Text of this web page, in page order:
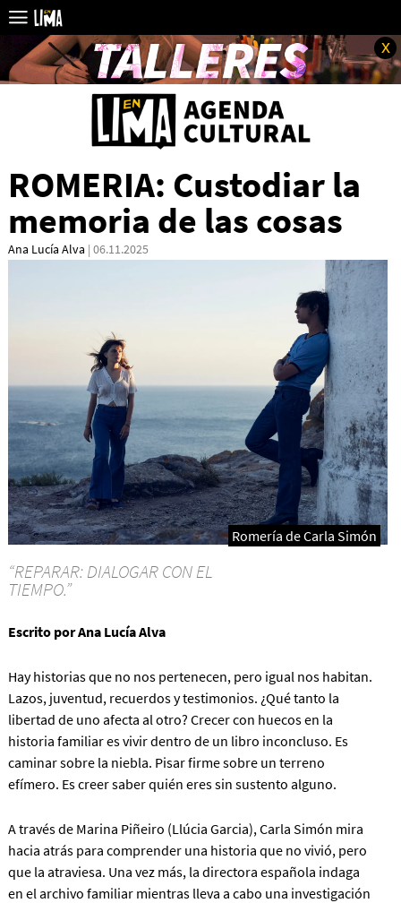
x
ROMERIA: Custodiar la
memoria de las cosas
Ana Lucía Alva | 06.11.2025
Romería de Carla Simón
“REPARAR: DIALOGAR CON EL
TIEMPO.”
Escrito por Ana Lucía Alva
Hay historias que no nos pertenecen, pero igual nos habitan.
Lazos, juventud, recuerdos y testimonios. ¿Qué tanto la
libertad de uno afecta al otro? Crecer con huecos en la
historia familiar es vivir dentro de un libro inconcluso. Es
caminar sobre la niebla. Pisar firme sobre un terreno
efímero. Es creer saber quién eres sin sustento alguno.
A través de Marina Piñeiro (Llúcia Garcia), Carla Simón mira
hacia atrás para comprender una historia que no vivió, pero
que la atraviesa. Una vez más, la directora española indaga
en el archivo familiar mientras lleva a cabo una investigación